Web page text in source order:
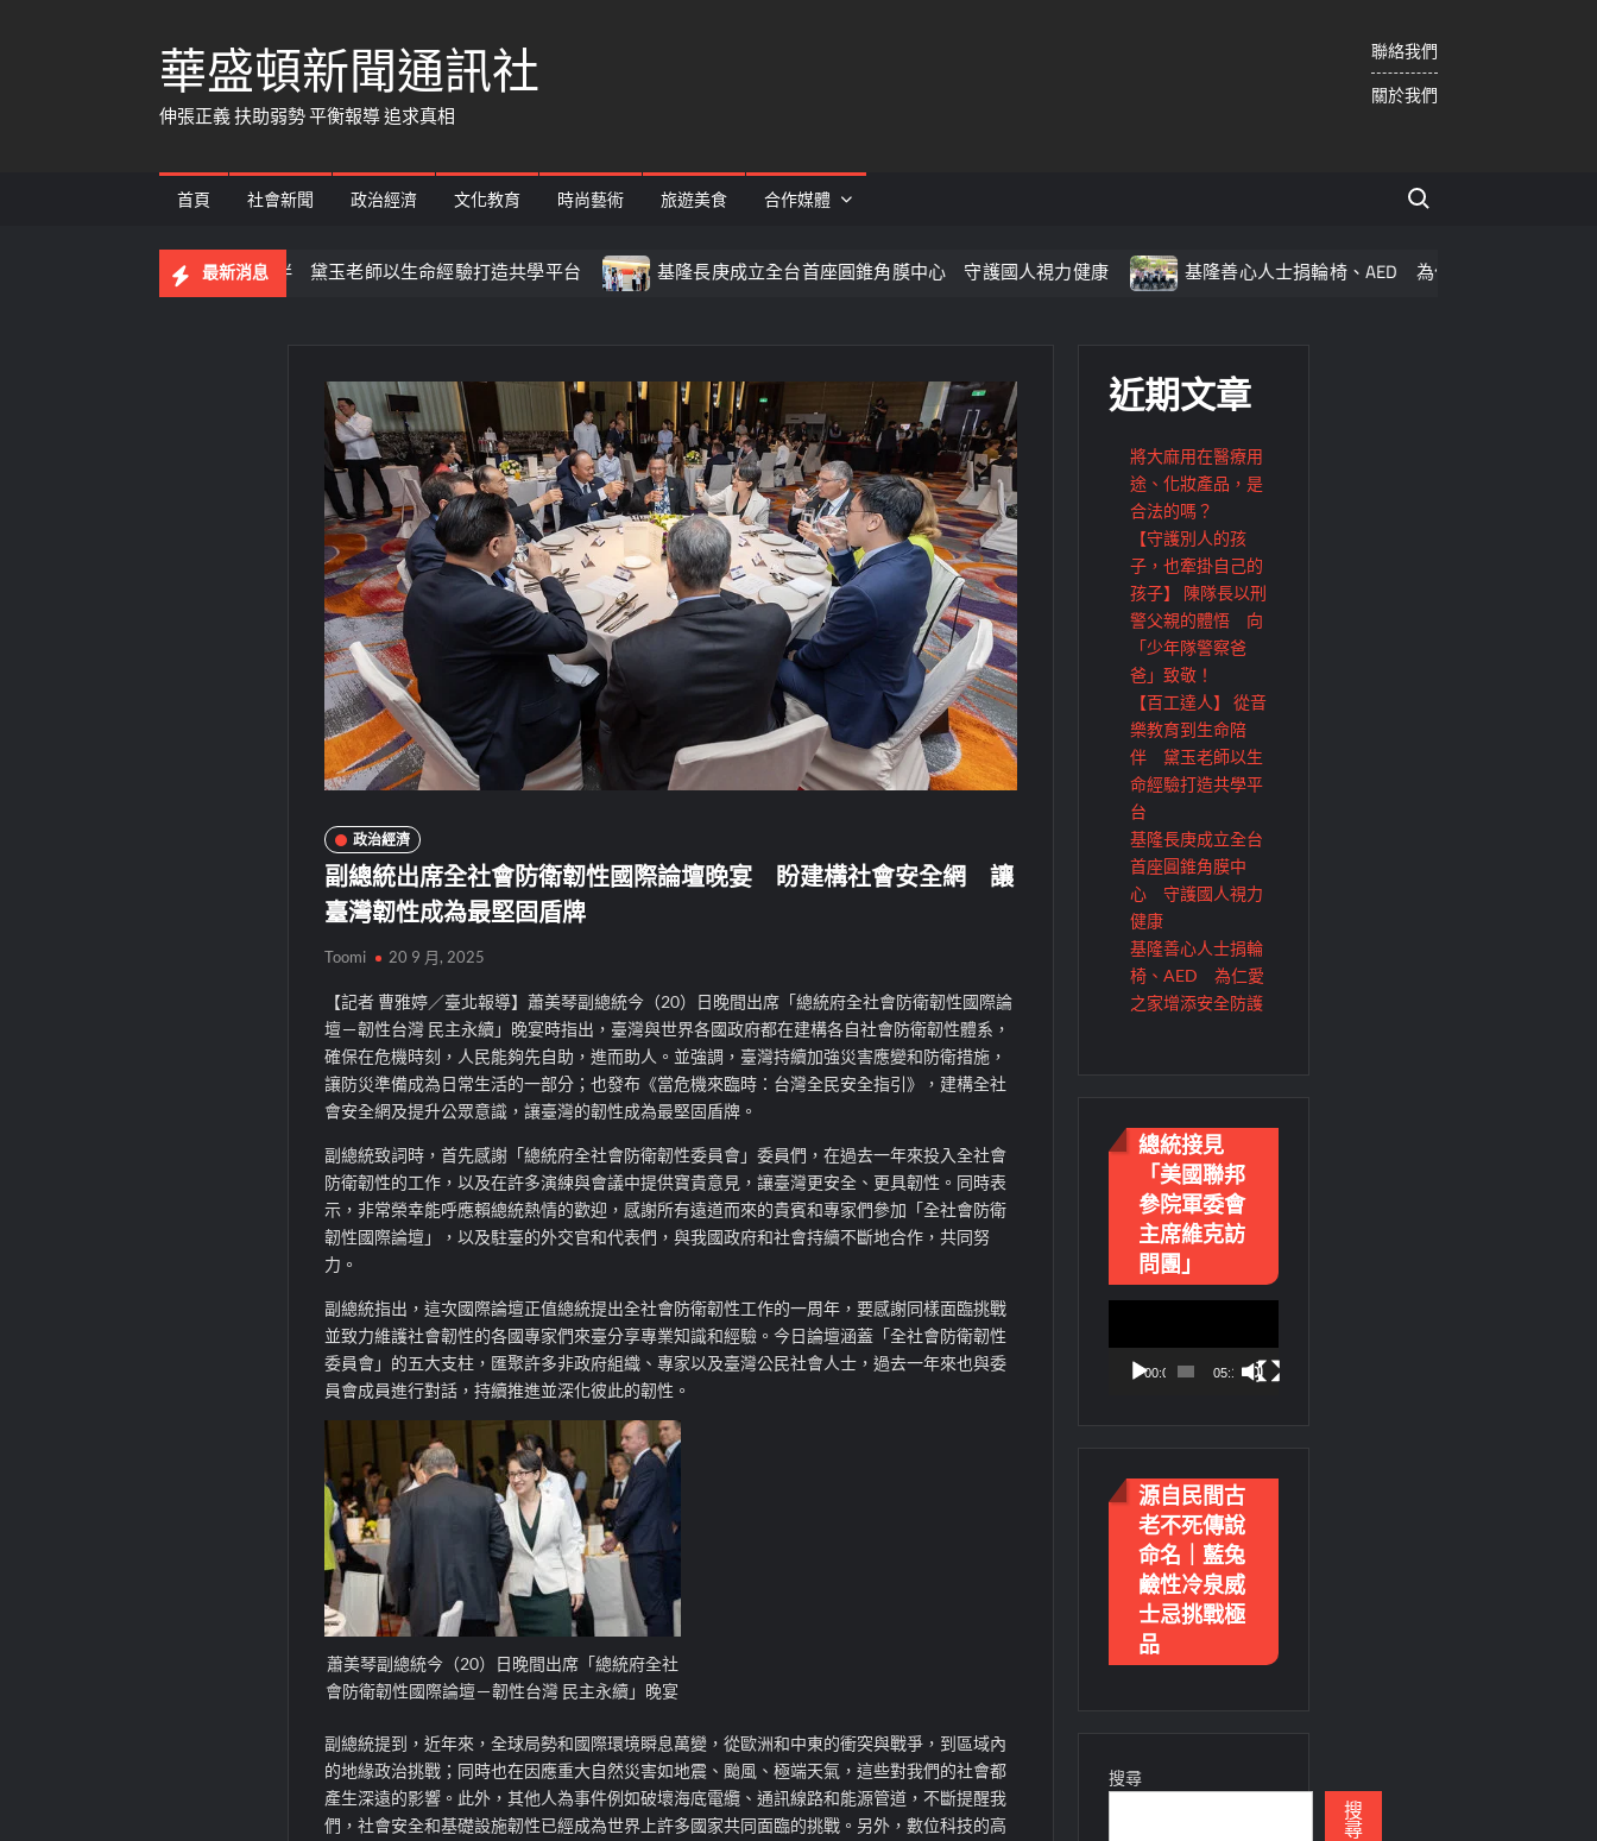
華盛頓新聞通訊社
伸張正義 扶助弱勢 平衡報導 追求真相
聯絡我們
關於我們
首頁 社會新聞 政治經濟 文化教育 時尚藝術 旅遊美食 合作媒體
Search for:
最新消息
從音樂教育到生命陪伴 黛玉老師以生命經驗打造共學平台 基隆長庚成立全台首座圓錐角膜中心 守護國人視力健康 基隆善心人士捐輪椅、AED 為仁愛之家增添安全防護
政治經濟
副總統出席全社會防衛韌性國際論壇晚宴 盼建構社會安全網 讓
臺灣韌性成為最堅固盾牌
Toomi 20 9 月, 2025
【記者 曹雅婷／臺北報導】蕭美琴副總統今（20）日晚間出席「總統府全社會防衛韌性國際論
壇－韌性台灣 民主永續」晚宴時指出，臺灣與世界各國政府都在建構各自社會防衛韌性體系，
確保在危機時刻，人民能夠先自助，進而助人。並強調，臺灣持續加強災害應變和防衛措施，
讓防災準備成為日常生活的一部分；也發布《當危機來臨時：台灣全民安全指引》，建構全社
會安全網及提升公眾意識，讓臺灣的韌性成為最堅固盾牌。
副總統致詞時，首先感謝「總統府全社會防衛韌性委員會」委員們，在過去一年來投入全社會
防衛韌性的工作，以及在許多演練與會議中提供寶貴意見，讓臺灣更安全、更具韌性。同時表
示，非常榮幸能呼應賴總統熱情的歡迎，感謝所有遠道而來的貴賓和專家們參加「全社會防衛
韌性國際論壇」，以及駐臺的外交官和代表們，與我國政府和社會持續不斷地合作，共同努
力。
副總統指出，這次國際論壇正值總統提出全社會防衛韌性工作的一周年，要感謝同樣面臨挑戰
並致力維護社會韌性的各國專家們來臺分享專業知識和經驗。今日論壇涵蓋「全社會防衛韌性
委員會」的五大支柱，匯聚許多非政府組織、專家以及臺灣公民社會人士，過去一年來也與委
員會成員進行對話，持續推進並深化彼此的韌性。
蕭美琴副總統今（20）日晚間出席「總統府全社
會防衛韌性國際論壇－韌性台灣 民主永續」晚宴
副總統提到，近年來，全球局勢和國際環境瞬息萬變，從歐洲和中東的衝突與戰爭，到區域內
的地緣政治挑戰；同時也在因應重大自然災害如地震、颱風、極端天氣，這些對我們的社會都
產生深遠的影響。此外，其他人為事件例如破壞海底電纜、通訊線路和能源管道，不斷提醒我
們，社會安全和基礎設施韌性已經成為世界上許多國家共同面臨的挑戰。另外，數位科技的高
近期文章
將大麻用在醫療用
途、化妝產品，是
合法的嗎？
【守護別人的孩
子，也牽掛自己的
孩子】 陳隊長以刑
警父親的體悟 向
「少年隊警察爸
爸」致敬！
【百工達人】 從音
樂教育到生命陪
伴 黛玉老師以生
命經驗打造共學平
台
基隆長庚成立全台
首座圓錐角膜中
心 守護國人視力
健康
基隆善心人士捐輪
椅、AED 為仁愛
之家增添安全防護
總統接見
「美國聯邦
參院軍委會
主席維克訪
問團」
00:00 05:18
源自民間古
老不死傳說
命名｜藍兔
鹼性冷泉威
士忌挑戰極
品
搜尋
搜
尋